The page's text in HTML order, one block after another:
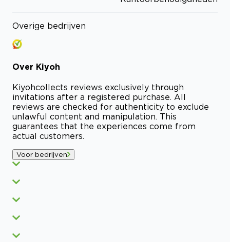
Overige bedrijven
Over Kiyoh
Kiyohcollects reviews exclusively through
invitations after a registered purchase. All
reviews are checked for authenticity to exclude
unlawful content and manipulation. This
guarantees that the experiences come from
actual customers.
Voor bedrijven